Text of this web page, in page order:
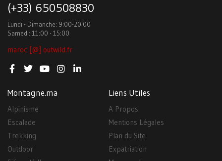
(+33) 650508830
Lundi - Dimanche: 9:00-20:00
Samedi: 11:00 - 15:00
maroc [@] outwild.fr
Montagne.ma
Alpinisme
Escalade
Trekking
Outdoor
Liens Utiles
A Propos
Mentions Légales
Plan du Site
Expatriation